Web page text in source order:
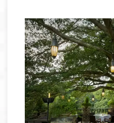
自分自身や時間を見つめ直
ま。都会の喧騒から離れて
の赴くままに過ごすことで
ぐっと深まっているはず。
ないような感動をくれる奈
を満たして。